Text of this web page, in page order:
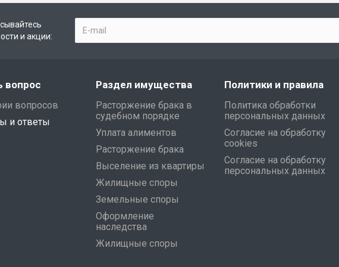
и акции:
вопрос
вопросов
и ответы
Раздел имущества
Расторжение брака в
судебном порядке
Уплата алиментов
Расторжение брака
Выселение из квартиры
Жилищные споры
Земельные споры
Оформление
наследства
Жилищные споры
Политики и правила
Политика обработки
персональных данных
Согласие на обработку
cookies
Согласие на обработку
персональных данных